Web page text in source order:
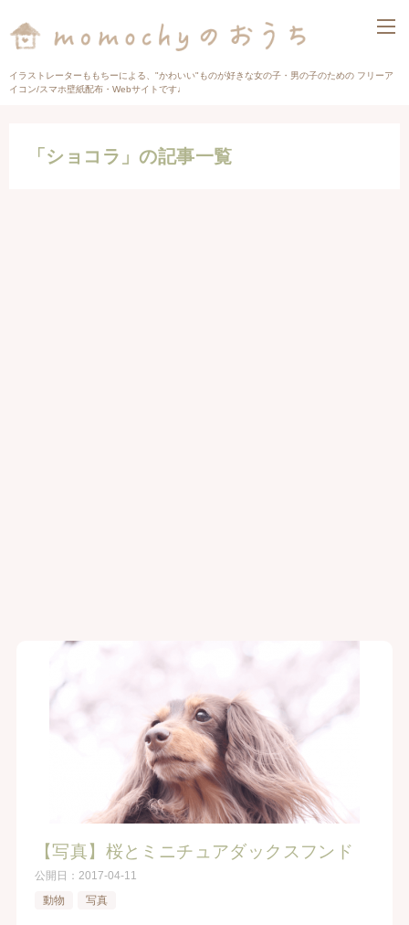
イラストレーターももちーによる、"かわいい"ものが好きな女の子・男の子のための フリーア
イコン/スマホ壁紙配布・Webサイトです♩
「ショコラ」の記事一覧
【写真】桜とミニチュアダックスフンド
公開日： 2017-04-11
動物
写真